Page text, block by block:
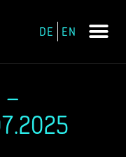
DE EN
–